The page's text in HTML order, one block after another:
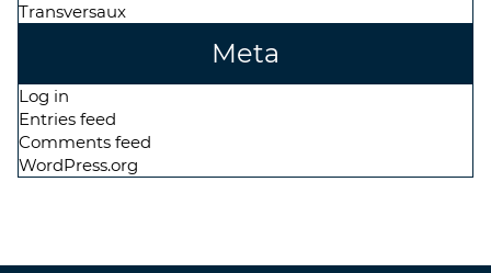
Transversaux
Meta
Log in
Entries feed
Comments feed
WordPress.org